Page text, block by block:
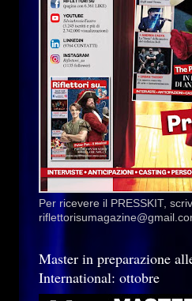
Per ricevere il PRESSKIT,
Master in preparazione
International: ottobre